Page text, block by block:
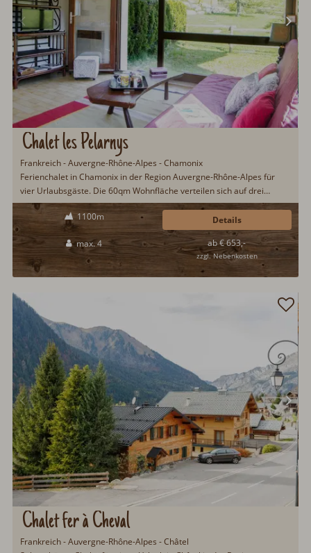
Chalet les Pelarnys
Frankreich - Auvergne-Rhône-Alpes - Chamonix
Ferienchalet in Chamonix in der Region Auvergne-Rhône-Alpes für
vier Urlaubsgäste. Die 60qm Wohnfläche verteilen sich auf drei
Stockwerke. Umgeben von Wiesen und Wäldern sowie schöne
Aussicht auf die umliegende Bergwelt. Zweckmäßige und gemütliche
Einrichtung mit allem, was es für einen Urlaub benötigt...
1100m
max. 4 ab € 653,-
zzgl. Nebenkosten
Details
Chalet fer à Cheval
Frankreich - Auvergne-Rhône-Alpes - Châtel